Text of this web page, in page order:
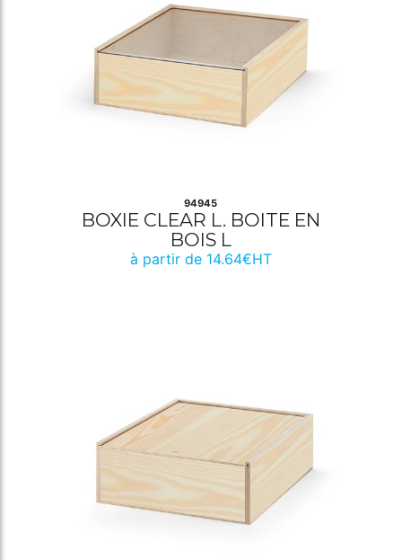
94945
BOXIE CLEAR L. BOITE EN
BOIS L
à partir de 14.64€HT